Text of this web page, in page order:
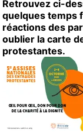
Retrouvez ci-
quelques temps
réactions des
oublier la carte
protestantes.